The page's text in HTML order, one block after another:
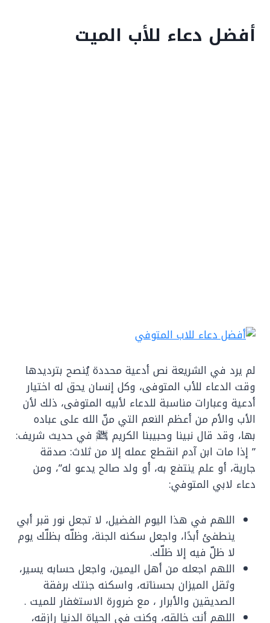
أفضل دعاء للأب الميت
لم يرد في الشريعة نص أدعية محددة يُنصح بترديدها
وقت الدعاء للأب المتوفى، وكل إنسان يحق له اختيار
أدعية وعبارات مناسبة للدعاء لأبيه المتوفى، ذلك لأن
الأب والأم من أعظم النعم التي منّ الله على عباده
بها، وقد قال نبينا وحبيبنا الكريم ﷺ في حديث شريف:
” إذا مات ابن آدم انقطع عمله إلا من ثلاث: صدقة
جارية، أو علم ينتفع به، أو ولد صالح يدعو له”، ومن
دعاء لابي المتوفي:
اللهم في هذا اليوم الفضيل، لا تجعل نور قبر أبي
ينطفئ أبدًا، واجعل سكنه الجنة، وظلّه بظلّك يوم
لا ظلّ فيه إلا ظلّك.
اللهم اجعله من أهل اليمين، واجعل حسابه يسير،
وثقل الميزان بحسناته، واسكنه جنتك برفقة
الصديقين والأبرار ، مع ضرورة الاستغفار للميت .
اللهم أنت خالقه، وكنت في الحياة الدنيا رازقه،